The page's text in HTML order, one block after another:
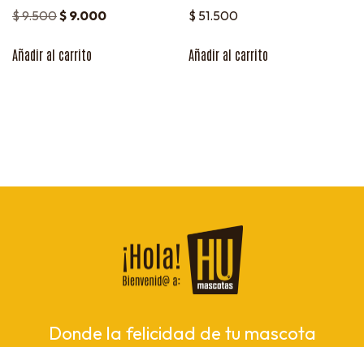
$9.500$ 9.000
Añadir al carrito
$ 51.500
Añadir al carrito
Donde la felicidad de tu mascota